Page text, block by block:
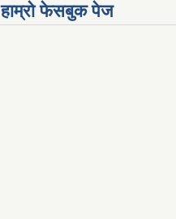
हाम्रो फेसबुक पेज